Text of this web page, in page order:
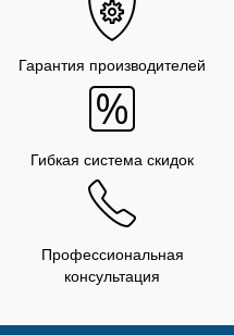
Гарантия производителей
Гибкая система скидок
Профессиональная
консультация